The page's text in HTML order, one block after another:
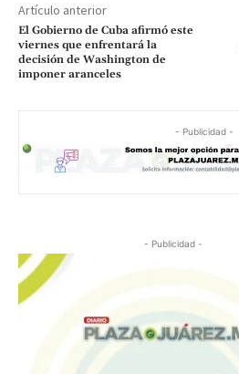
Artículo anterior
El Gobierno de Cuba afirmó este
viernes que enfrentará la
decisión de Washington de
imponer aranceles
- Publicidad -
- Publicidad -